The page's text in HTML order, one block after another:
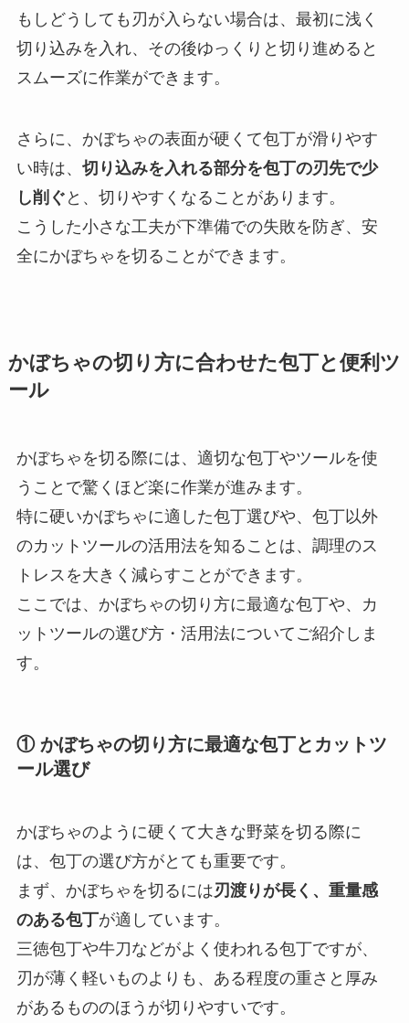
もしどうしても刃が入らない場合は、最初に浅く
切り込みを入れ、その後ゆっくりと切り進めると
スムーズに作業ができます。
さらに、かぼちゃの表面が硬くて包丁が滑りやす
い時は、 切り込みを入れる部分を包丁の刃先で少
し削ぐ と、切りやすくなることがあります。
こうした小さな工夫が下準備での失敗を防ぎ、安
全にかぼちゃを切ることができます。
かぼちゃの切り方に合わせた包丁と便利ツ
ール
かぼちゃを切る際には、適切な包丁やツールを使
うことで驚くほど楽に作業が進みます。
特に硬いかぼちゃに適した包丁選びや、包丁以外
のカットツールの活用法を知ることは、調理のス
トレスを大きく減らすことができます。
ここでは、かぼちゃの切り方に最適な包丁や、カ
ットツールの選び方・活用法についてご紹介しま
す。
① かぼちゃの切り方に最適な包丁とカットツ
ール選び
かぼちゃのように硬くて大きな野菜を切る際に
は、包丁の選び方がとても重要です。
まず、かぼちゃを切るには刃渡りが長く、重量感
のある包丁が適しています。
三徳包丁や牛刀などがよく使われる包丁ですが、
刃が薄く軽いものよりも、ある程度の重さと厚み
があるもののほうが切りやすいです。